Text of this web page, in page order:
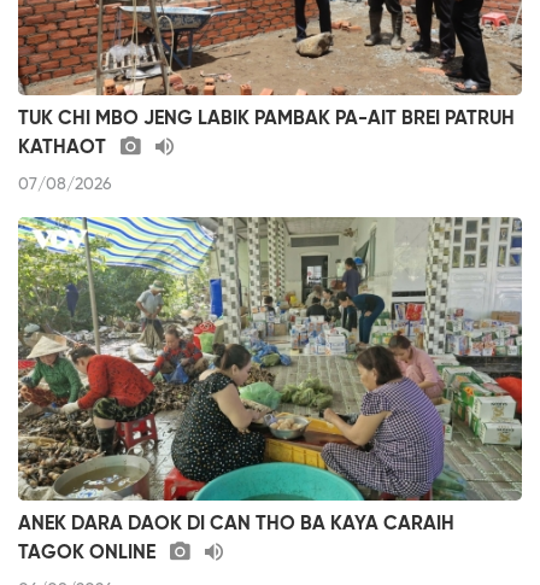
TUK CHI MBO JENG LABIK PAMBAK PA-AIT BREI PATRUH
KATHAOT
07/08/2026
ANEK DARA DAOK DI CAN THO BA KAYA CARAIH
TAGOK ONLINE